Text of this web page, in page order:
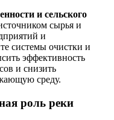
и сельского
сырья и
и
системы очистки и
эффективность
и снизить
среду.
роль реки